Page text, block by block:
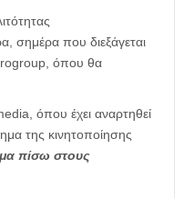
σημέρα που διεξάγεται
όπου θα
όπου έχει αναρτηθεί
της κινητοποίησης
πίσω στους